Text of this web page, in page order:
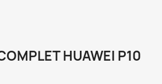
HUAWEI P10